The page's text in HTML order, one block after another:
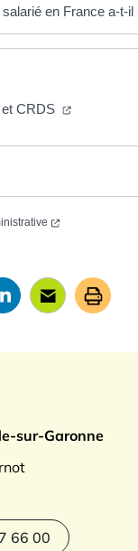
en France a-t-
CRDS
sur-Garonne
66 00